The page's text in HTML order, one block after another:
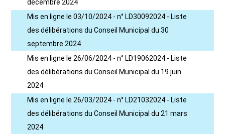
décembre 2024
Mis en ligne le 03/10/2024 - n° LD30092024 - Liste
des délibérations du Conseil Municipal du 30
septembre 2024
Mis en ligne le 26/06/2024 - n° LD19062024 - Liste
des délibérations du Conseil Municipal du 19 juin
2024
Mis en ligne le 26/03/2024 - n° LD21032024 - Liste
des délibérations du Conseil Municipal du 21 mars
2024